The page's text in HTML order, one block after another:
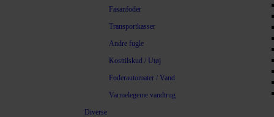
Fasanfoder
Transportkasser
Andre fugle
Kosttilskud / Utøj
Foderautomater / Vand
Varmelegeme vandtrug
Diverse